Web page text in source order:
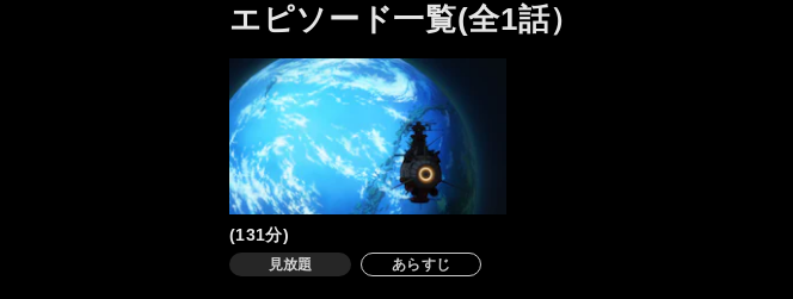
エピソード一覧(全1話）
(131分)
見放題 あらすじ